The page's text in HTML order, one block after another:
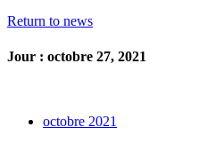
Return to news
Jour : octobre 27, 2021
octobre 2021